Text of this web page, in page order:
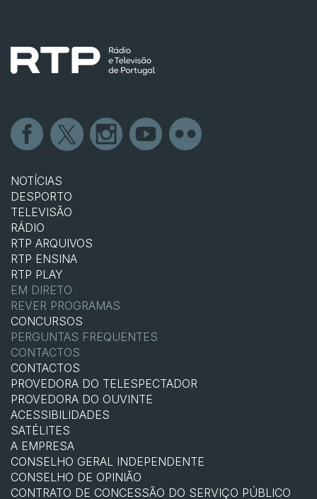
NOTÍCIAS
DESPORTO
TELEVISÃO
RÁDIO
RTP ARQUIVOS
RTP ENSINA
RTP PLAY
EM DIRETO
REVER PROGRAMAS
CONCURSOS
PERGUNTAS FREQUENTES
CONTACTOS
CONTACTOS
PROVEDORA DO TELESPECTADOR
PROVEDORA DO OUVINTE
ACESSIBILIDADES
SATÉLITES
A EMPRESA
CONSELHO GERAL INDEPENDENTE
CONSELHO DE OPINIÃO
CONTRATO DE CONCESSÃO DO SERVIÇO PÚBLICO